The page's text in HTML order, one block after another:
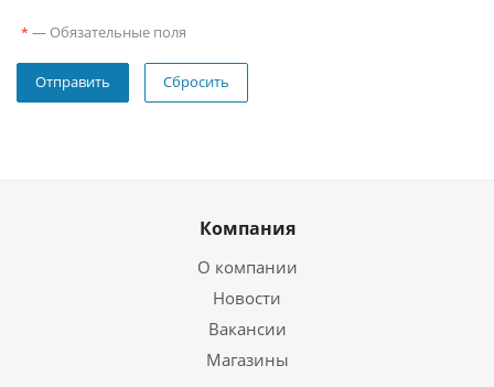
* — Обязательные поля
Сбросить
Компания
О компании
Новости
Вакансии
Магазины